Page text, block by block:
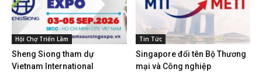
Hội Chợ Triển Lãm
Sheng Siong tham dự
Vietnam International
Tin Tức
Singapore đổi tên Bộ Thương
mại và Công nghiệp